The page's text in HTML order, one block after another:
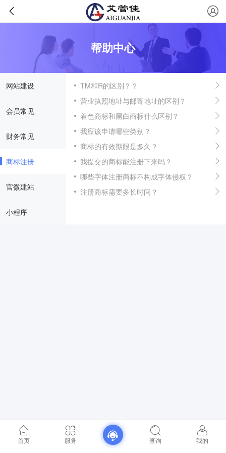
帮助中心
网站建设
会员常见
财务常见
商标注册
官微建站
小程序
TM和R的区别？？
营业执照地址与邮寄地址的区别？
着色商标和黑白商标什么区别？
我应该申请哪些类别？
商标的有效期限是多久？
我提交的商标能注册下来吗？
哪些字体注册商标不构成字体侵权？
注册商标需要多长时间？
首页 服务 查询 我的